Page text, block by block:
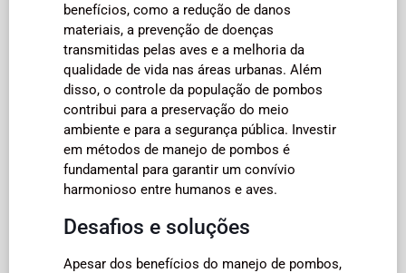
benefícios, como a redução de danos
materiais, a prevenção de doenças
transmitidas pelas aves e a melhoria da
qualidade de vida nas áreas urbanas. Além
disso, o controle da população de pombos
contribui para a preservação do meio
ambiente e para a segurança pública. Investir
em métodos de manejo de pombos é
fundamental para garantir um convívio
harmonioso entre humanos e aves.
Desafios e soluções
Apesar dos benefícios do manejo de pombos,